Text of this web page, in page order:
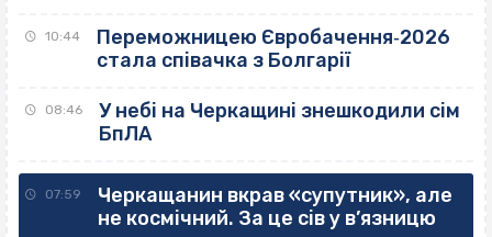
10:44
Переможницею Євробачення‐2026
стала співачка з Болгарії
08:46
У небі на Черкащині знешкодили сім
БпЛА
07:59
Черкащанин вкрав «супутник», але
не космічний. За це сів у в’язницю